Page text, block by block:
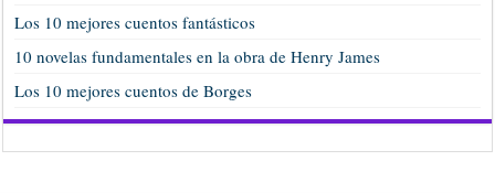
Los 10 mejores cuentos fantásticos
10 novelas fundamentales en la obra de Henry James
Los 10 mejores cuentos de Borges